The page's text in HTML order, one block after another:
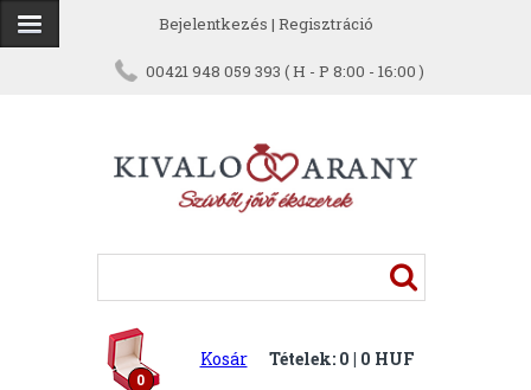
Bejelentkezés | Regisztráció
00421 948 059 393 ( H - P 8:00 - 16:00 )
0
Kosár Tételek: 0 | 0 HUF